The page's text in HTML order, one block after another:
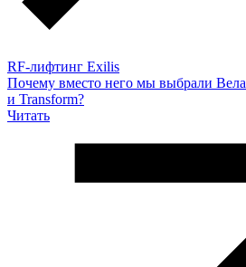
RF-лифтинг Exilis
Почему вместо него мы выбрали
и Transform?
Читать